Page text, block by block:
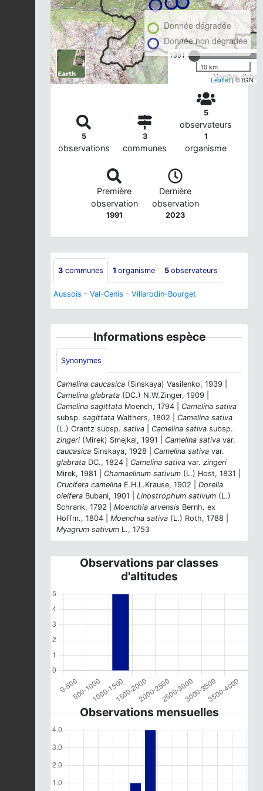
1991
Nombre
Donnée dégradée
Donnée non dégradée
10 km
Leaflet| © IGN
5
observations
3
communes
5
observateurs
1
organisme
Première
observation
1991
Dernière
observation
2023
3 communes 1 organisme 5 observateurs
Aussois - Val-Cenis - Villarodin-Bourget
Informations espèce
Synonymes
Camelina caucasica (Sinskaya) Vasilenko, 1939 |
Camelina glabrata (DC.) N.W.Zinger, 1909 |
Camelina sagittata Moench, 1794 | Camelina sativa
subsp. sagittata Walthers, 1802 | Camelina sativa
(L.) Crantz subsp. sativa Camelina sativa subsp.
zingeri (Mirek) Smejkal, 1991 | Camelina sativa var.
caucasica Sinskaya, 1928 | Camelina sativa var.
glabrata DC., 1824 | Camelina sativa var. zingeri
Mirek, 1981 | Chamaelinum sativum (L.) Host, 1831 |
Crucifera camelina E.H.L.Krause, 1902 | Dorella
oleifera Bubani, 1901 | Linostrophum sativum (L.)
Schrank, 1792 | Moenchia arvensis Bernh. ex
Hoffm., 1804 | Moenchia sativa (L.) Roth, 1788 |
Myagrum sativum L., 1753
Observations par classes
d'altitudes
Observations mensuelles